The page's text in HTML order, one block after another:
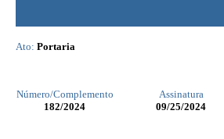
Ato: Portaria
Número/Complemento Assinatura
182/2024 09/25/2024